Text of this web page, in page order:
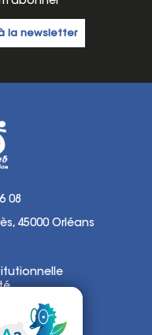
08
45000 Orléans
et